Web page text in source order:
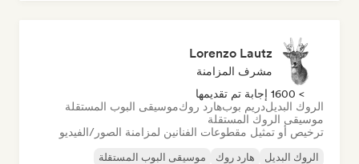
Lorenzo Lautz
مشرف المزامنة
> 1600 إجابة تم تقديمها
الروك البديلدريم بوبهارد روكموسيقى البوب المستقلة
موسيقى الروك المستقلة
ترخيص أو تمثيل مقطوعات الفنانين لمزامنة الصور/الفيديو
الروك البديل هارد روك
موسيقى البوب المستقلة